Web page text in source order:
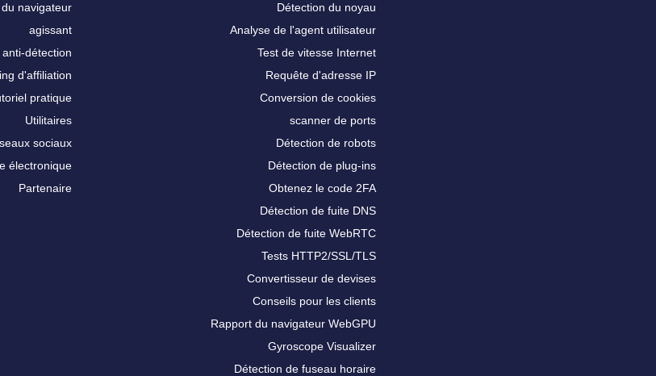
navigateur
agissant
détection
d'affiliation
pratique
Utilitaires
sociaux
électronique
Partenaire
Détection du noyau
Analyse de l'agent utilisateur
Test de vitesse Internet
Requête d'adresse IP
Conversion de cookies
scanner de ports
Détection de robots
Détection de plug-ins
Obtenez le code 2FA
Détection de fuite DNS
Détection de fuite WebRTC
Tests HTTP2/SSL/TLS
Convertisseur de devises
Conseils pour les clients
Rapport du navigateur WebGPU
Gyroscope Visualizer
Détection de fuseau horaire